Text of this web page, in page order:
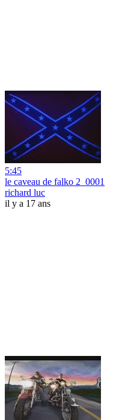
5:45
le caveau de falko 2_0001
richard luc
il y a 17 ans